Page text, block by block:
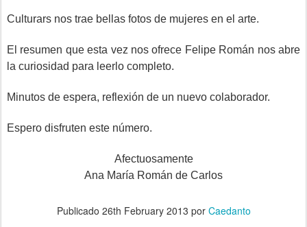
Culturars nos trae bellas fotos de mujeres en el arte.
El resumen que esta vez nos ofrece Felipe Román nos abre
la curiosidad para leerlo completo.
Minutos de espera, reflexión de un nuevo colaborador.
Espero disfruten este número.
Afectuosamente
Ana María Román de Carlos
Publicado 26th February 2013 por Caedanto